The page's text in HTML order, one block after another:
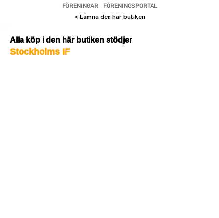
FÖRENINGAR
FÖRENINGSPORTAL
< Lämna den här butiken
Alla köp i den här butiken stödjer
Stockholms IF